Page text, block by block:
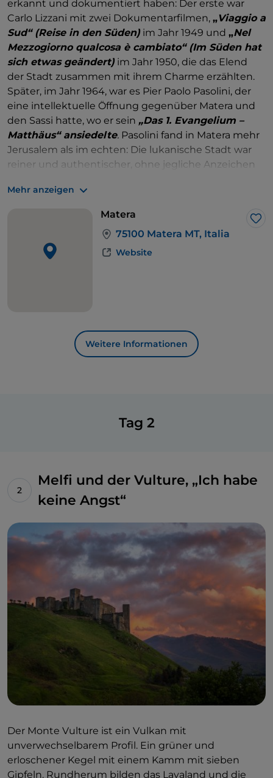
erkannt und dokumentiert haben: Der erste war
Carlo Lizzani mit zwei Dokumentarfilmen, „Viaggio a
Sud“ (Reise in den Süden) im Jahr 1949 und „Nel
Mezzogiorno qualcosa è cambiato“ (Im Süden hat
sich etwas geändert) im Jahr 1950, die das Elend
der Stadt zusammen mit ihrem Charme erzählten.
Später, im Jahr 1964, war es Pier Paolo Pasolini, der
eine intellektuelle Öffnung gegenüber Matera und
den Sassi hatte, wo er sein „Das 1. Evangelium –
Matthäus“ ansiedelte. Pasolini fand in Matera mehr
Jerusalem als im echten: Die lukanische Stadt war
reiner und authentischer, ohne jegliche Anzeichen
2004 in Mel Gibsons
schwierig, die Anzahl der Filme zu zählen, in denen
sicherlich an die ersten Szenen von Tornatores
Mann der Sterne
oder an zwei Kapitel der Saga, in
des Heiligen Augustinus,vor dem James Bond mit
seinem Auto vorbeifährt, und dieKirche Madonna
Mehr anzeigen
Matera
75100 Matera MT, Italia
Website
Weitere Informationen
Tag 2
Melfi und der Vulture, „Ich habe
keine Angst“
Der Monte Vulture ist ein Vulkan mit
unverwechselbarem Profil. Ein grüner und
erloschener Kegel mit einem Kamm mit sieben
Gipfeln. Rundherum bilden das Lavaland und die